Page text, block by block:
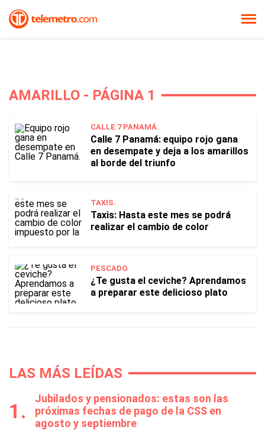
AMARILLO - PÁGINA 1
CALLE 7 PANAMÁ.
Calle 7 Panamá: equipo rojo gana
en desempate y deja a los amarillos
al borde del triunfo
TAXIS.
Taxis: Hasta este mes se podrá
realizar el cambio de color
PESCADO.
¿Te gusta el ceviche? Aprendamos
a preparar este delicioso plato
LAS MÁS LEÍDAS
Jubilados y pensionados: estas son las
próximas fechas de pago de la CSS en
agosto y septiembre